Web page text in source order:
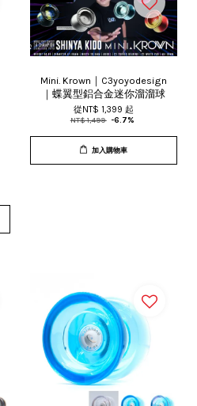
Mini. Krown｜C3yoyodesign
｜蝶翼型鋁合金迷你溜溜球
從NT$ 1,399 起
NT$ 1,499 -6.7%
加入購物車